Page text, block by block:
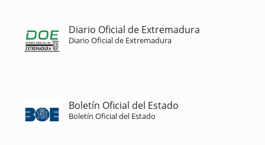
Diario Oficial de Extremadura
Diario Oficial de Extremadura
Boletín Oficial del Estado
Boletín Oficial del Estado